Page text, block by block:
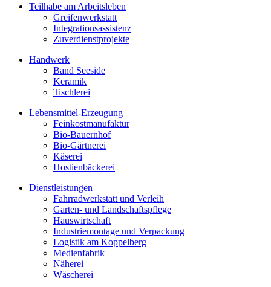
Teilhabe am Arbeitsleben
Greifenwerkstatt
Integrationsassistenz
Zuverdienstprojekte
Handwerk
Band Seeside
Keramik
Tischlerei
Lebensmittel-Erzeugung
Feinkostmanufaktur
Bio-Bauernhof
Bio-Gärtnerei
Käserei
Hostienbäckerei
Dienstleistungen
Fahrradwerkstatt und Verleih
Garten- und Landschaftspflege
Hauswirtschaft
Industriemontage und Verpackung
Logistik am Koppelberg
Medienfabrik
Näherei
Wäscherei